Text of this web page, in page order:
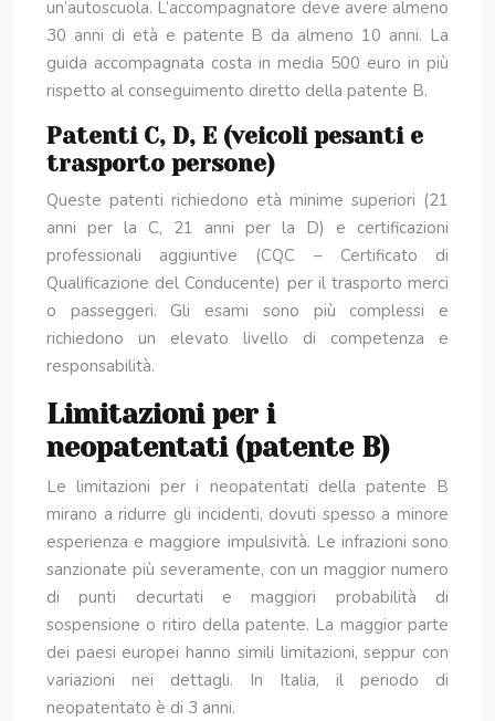
un’autoscuola. L’accompagnatore deve avere almeno
30 anni di età e patente B da almeno 10 anni. La
guida accompagnata costa in media 500 euro in più
rispetto al conseguimento diretto della patente B.
Patenti C, D, E (veicoli pesanti e
trasporto persone)
Queste patenti richiedono età minime superiori (21
anni per la C, 21 anni per la D) e certificazioni
professionali aggiuntive (CQC – Certificato di
Qualificazione del Conducente) per il trasporto merci
o passeggeri. Gli esami sono più complessi e
richiedono un elevato livello di competenza e
responsabilità.
Limitazioni per i
neopatentati (patente B)
Le limitazioni per i neopatentati della patente B
mirano a ridurre gli incidenti, dovuti spesso a minore
esperienza e maggiore impulsività. Le infrazioni sono
sanzionate più severamente, con un maggior numero
di punti decurtati e maggiori probabilità di
sospensione o ritiro della patente. La maggior parte
dei paesi europei hanno simili limitazioni, seppur con
variazioni nei dettagli. In Italia, il periodo di
neopatentato è di 3 anni.